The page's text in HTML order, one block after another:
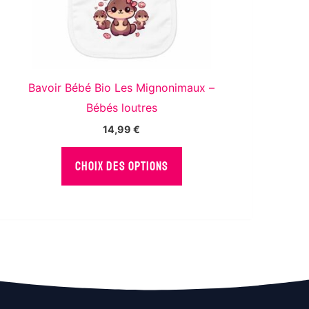
Bavoir Bébé Bio Les Mignonimaux –
Bébés loutres
14,99 €
CHOIX DES OPTIONS
Ce
a
peuvent